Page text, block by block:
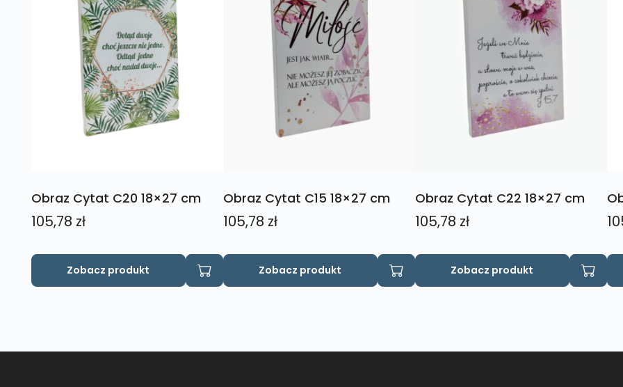
Obraz Cytat C20 18×27 cm
105,78 zł
Zobacz produkt
Obraz Cytat C15 18×27 cm
105,78 zł
Zobacz produkt
Obraz Cytat C22 18×27 cm
105,78 zł
Zobacz produkt